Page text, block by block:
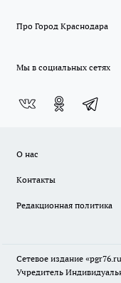
Про Город Краснодара
Мы в социальных сетях
О нас
Контакты
Редакционная политика
Сетевое издание
Учредитель